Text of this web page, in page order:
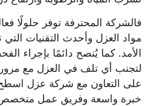
فالشركة المحترفة توفر حلولًا
مواد العزل وأحدث التقنيات
الأمد. كما يُنصح دائمًا بإجراء
لتجنب أي تلف في العزل مع
على التعاون مع شركة عزل
خبرة واسعة وفريق عمل